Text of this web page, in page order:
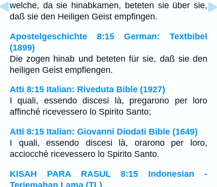
welche, da sie hinabkamen, beteten sie über sie,
daß sie den Heiligen Geist empfingen.
Apostelgeschichte 8:15 German: Textbibel
(1899)
Die zogen hinab und beteten für sie, daß sie den
heiligen Geist empfiengen.
Atti 8:15 Italian: Riveduta Bible (1927)
I quali, essendo discesi là, pregarono per loro
affinché ricevessero lo Spirito Santo;
Atti 8:15 Italian: Giovanni Diodati Bible (1649)
I quali, essendo discesi là, orarono per loro,
acciocchè ricevessero lo Spirito Santo.
KISAH PARA RASUL 8:15 Indonesian -
Terjemahan Lama (TL)